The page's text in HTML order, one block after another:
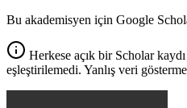
Bu akademisyen için Google
Herkese açık bir Scholar
eşleştirilemedi. Yanlış veri